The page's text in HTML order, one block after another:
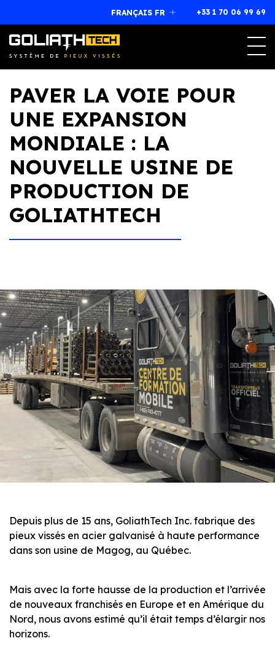
FRANÇAIS FR +33 1 70 06 99 69
Magog, Québec (Canada)J1X 7L1
+33 1 70 06 99 69
franchise@goliathtechcorp.com
PAVER LA VOIE POUR
UNE EXPANSION
MONDIALE : LA
NOUVELLE USINE DE
PRODUCTION DE
GOLIATHTECH
Depuis plus de 15 ans, GoliathTech Inc. fabrique des
pieux vissés en acier galvanisé à haute performance
dans son usine de Magog, au Québec.
Mais avec la forte hausse de la production et l’arrivée
de nouveaux franchisés en Europe et en Amérique du
Nord, nous avons estimé qu’il était temps d’élargir nos
horizons.